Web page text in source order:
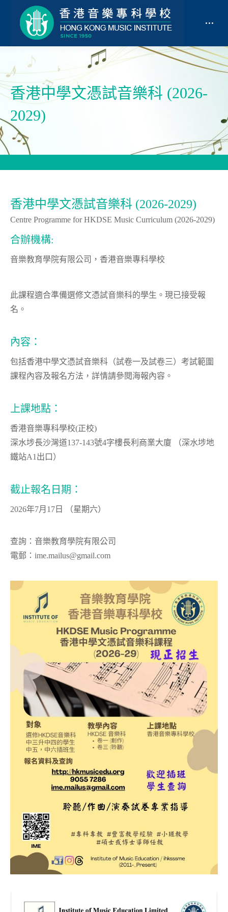
香港中學文憑試音樂科 (2026-
2029)
香港中學文憑試音樂科 (2026-2029)
Centre Programme for HKDSE Music Curriculum (2026-2029)
合辦機構:
音樂教育學院有限公司，香港音樂專科學校
此課程適合準備選修文憑試音樂科的學生。現已接受報
名。
內容：
包括香港中學文憑試音樂科（試卷一及試卷三）考試範圍
課程內容及報名方法，詳情請參閱海報內容。
上課地點：
香港音樂專科學校(正校)
深水埗長沙灣道137-143號4字樓長利商業大廈 （深水埗地
鐵站A1出口）
截止報名日期：
2026年7月17日 （星期六）
查詢：音樂教育學院有限公司
電郵：ime.mailus@gmail.com